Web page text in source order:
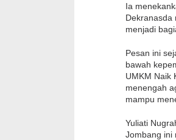
Ia
Dekranasda
menjadi
Pesan ini
bawah
UMKM Naik
menengah
mampu
Yuliati
Jombang ini